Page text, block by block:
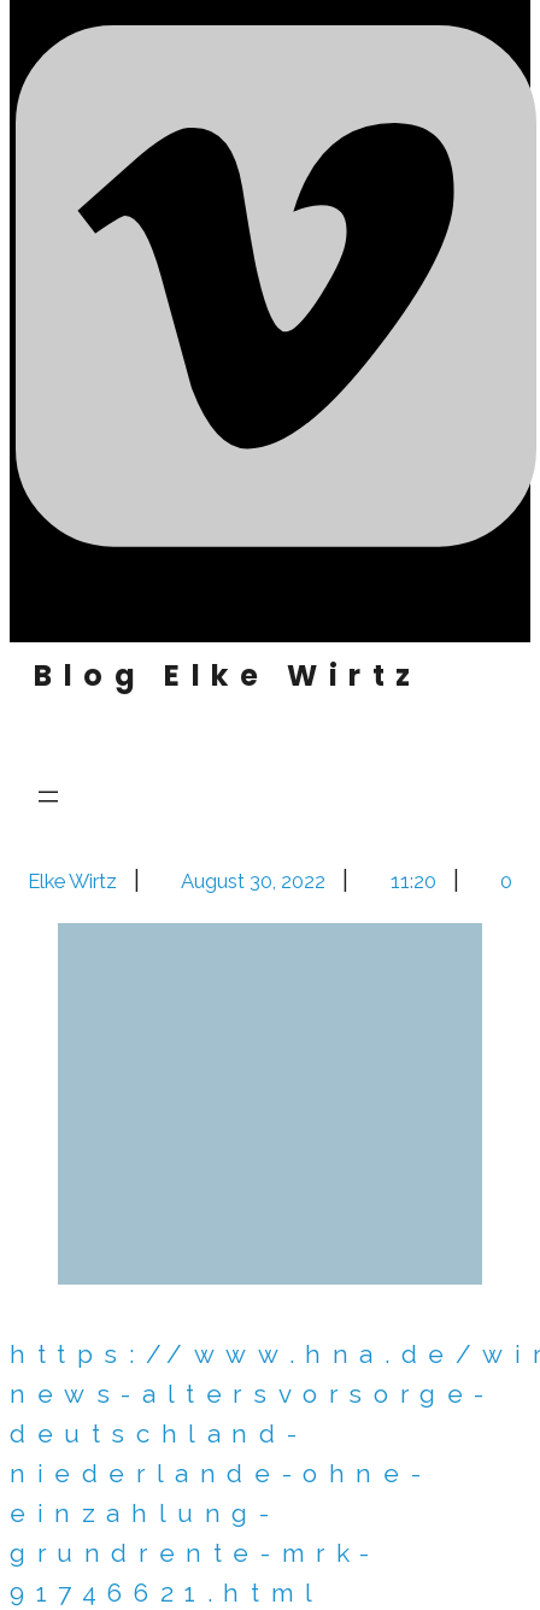
Blog Elke Wirtz
Elke Wirtz | August 30, 2022 | 11:20 | 0
https://www.hna.de/
news-altersvorsorge-
deutschland-
niederlande-ohne-
einzahlung-
grundrente-mrk-
91746621.html